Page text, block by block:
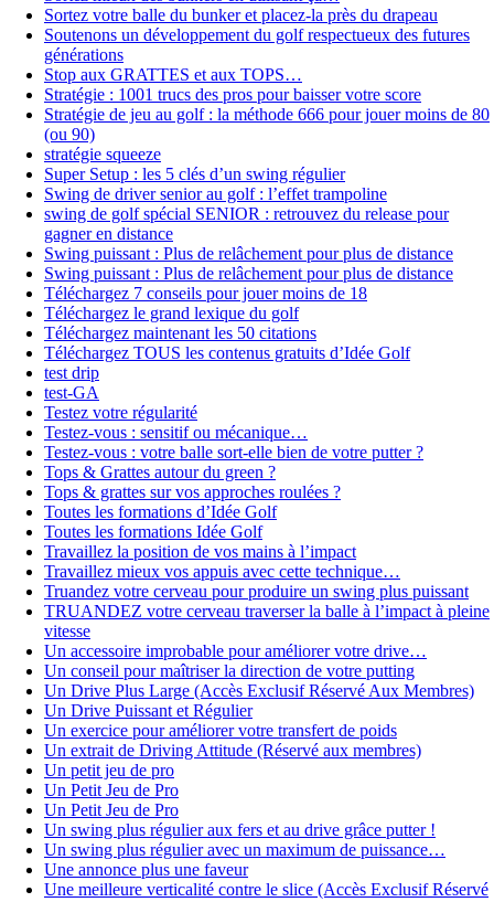
Sortez votre balle du bunker et placez-la près du drapeau
Soutenons un développement du golf respectueux des futures
générations
Stop aux GRATTES et aux TOPS…
Stratégie : 1001 trucs des pros pour baisser votre score
Stratégie de jeu au golf : la méthode 666 pour jouer moins de 80
(ou 90)
stratégie squeeze
Super Setup : les 5 clés d’un swing régulier
Swing de driver senior au golf : l’effet trampoline
swing de golf spécial SENIOR : retrouvez du release pour
gagner en distance
Swing puissant : Plus de relâchement pour plus de distance
Swing puissant : Plus de relâchement pour plus de distance
Téléchargez 7 conseils pour jouer moins de 18
Téléchargez le grand lexique du golf
Téléchargez maintenant les 50 citations
Téléchargez TOUS les contenus gratuits d’Idée Golf
test drip
test-GA
Testez votre régularité
Testez-vous : sensitif ou mécanique…
Testez-vous : votre balle sort-elle bien de votre putter ?
Tops & Grattes autour du green ?
Tops & grattes sur vos approches roulées ?
Toutes les formations d’Idée Golf
Toutes les formations Idée Golf
Travaillez la position de vos mains à l’impact
Travaillez mieux vos appuis avec cette technique…
Truandez votre cerveau pour produire un swing plus puissant
TRUANDEZ votre cerveau traverser la balle à l’impact à pleine
vitesse
Un accessoire improbable pour améliorer votre drive…
Un conseil pour maîtriser la direction de votre putting
Un Drive Plus Large (Accès Exclusif Réservé Aux Membres)
Un Drive Puissant et Régulier
Un exercice pour améliorer votre transfert de poids
Un extrait de Driving Attitude (Réservé aux membres)
Un petit jeu de pro
Un Petit Jeu de Pro
Un Petit Jeu de Pro
Un swing plus régulier aux fers et au drive grâce putter !
Un swing plus régulier avec un maximum de puissance…
Une annonce plus une faveur
Une meilleure verticalité contre le slice (Accès Exclusif Réservé